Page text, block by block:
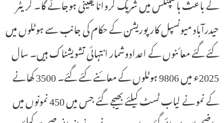
حیدرآباد میونسپل کارپوریشن کے حکام کی جانب سے ہوٹلوں میں
کئے گئے معائنوں کے اعدادوشمار انتہائی تشویشناک ہیں۔ سال
2025ء میں 9806 ہوٹلوں کے معائنے کئے گئے۔ 3500 کھانے
کے نمونے لیاب ٹسٹ کیلئے بھیجے گئے جس میں 450 نمونوں میں